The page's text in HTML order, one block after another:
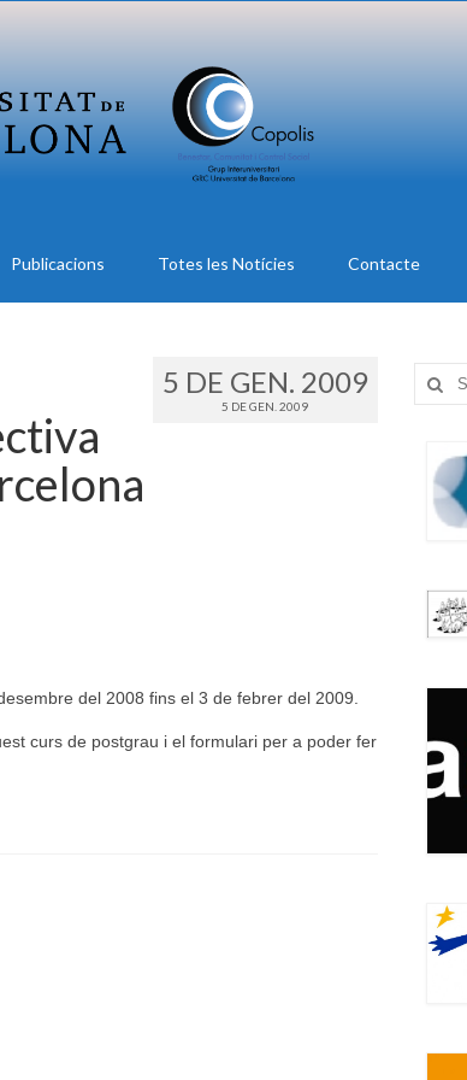
Publicacions Totes les Notícies Contacte
5 DE GEN. 2009
5 DE GEN. 2009
del 2008 fins el 3 de febrer del 2009.
curs de postgrau i el formulari per a poder fer
Search
for: